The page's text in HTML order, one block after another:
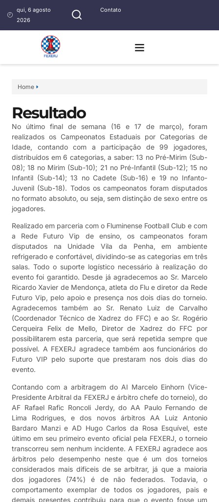
qui, 6 agosto
2026
Contato
Home
Resultado
No último final de semana (16 e 17 de março), foram
realizados os Campeonatos Estaduais por Categorias de
Idade, contando com a participação de 99 jogadores,
distribuídos em 6 categorias, a saber: 13 no Pré-Mirim (Sub-
08); 18 no Mirim (Sub-10); 21 no Pré-Infantil (Sub-12); 15 no
Infantil (Sub-14); 13 no Cadete (Sub-16) e 19 no Infanto-
Juvenil (Sub-18). Todos os campeonatos foram disputados
no formato absoluto, ou seja, sem distinção de sexo entre os
jogadores.
Realizado em parceria com o Fluminense Football Club e com
a Rede Futuro Vip de ensino, os campeonatos foram
disputados na Unidade Vila da Penha, em ambiente
refrigerado e confortável, dividindo-se as categorias em três
salas. Todo o suporte logístico necessário à realização do
evento foi garantido. Desde já agradecemos ao Sr. Marcelo
Ricardo Xavier de Mendonça, atleta do Flu e diretor da Rede
Futuro Vip, pelo apoio e presença nos dois dias do torneio.
Agradecemos também ao Sr. Renato Luiz de Carvalho
(Coordenador Técnico de Xadrez do FFC) e ao Sr. Rogério
Cerqueira Felix de Mello, Diretor de Xadrez do FFC por
possibilitarem esta parceria, que será repetida sempre que
possível. A FEXERJ agradece também aos funcionários do
Futuro VIP pelo suporte que prestaram nos dois dias do
evento.
Contando com a arbitragem do AI Marcelo Einhorn (Vice-
Presidente Arbitral da FEXERJ e árbitro chefe do torneio), do
AF Rafael Rafic Roncoli Jerdy, do AA Paulo Fernando de
Lima Rodrigues, e dos novos árbitros AA Luiz Antonio
Bardaro Manzi e AD Hugo Carlos da Rosa Esquível, este
último em seu primeiro evento oficial pela FEXERJ, o torneio
transcorreu sem nenhum incidente. A FEXERJ agradece aos
árbitros pelo desempenho neste que é um dos torneios
considerados mais difíceis de se arbitrar, já que a maioria
dos jogadores (74%) é de não federados. Todavia, o
comportamento exemplar de todos os jogadores, pais e
demais presentes contribuiu para que o evento fosse um